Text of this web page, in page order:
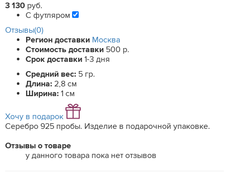
3 130 руб.
С футляром
Отзывы(0)
Регион доставки Москва
Стоимость доставки 500 р.
Срок доставки 1-3 дня
Средний вес: 5 гр.
Длина: 2,8 см
Ширина: 1 см
Хочу в подарок
Серебро 925 пробы. Изделие в подарочной упаковке.
Отзывы о товаре
у данного товара пока нет отзывов